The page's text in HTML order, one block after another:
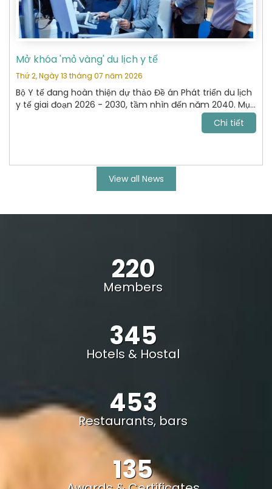
Mở khóa 'mỏ vàng' du lịch y tế
Thứ 2, Ngày 13 tháng 07 năm 2026
Bộ Y tế đang hoàn thiện dự thảo Đề án Phát triển du lịch
y tế giai đoạn 2026 - 2030, tầm nhìn đến năm 2040. Mục
tiêu tới năm 2030, VN trở thành điểm đến chăm sóc sức
khỏe uy tín, cạnh tranh trong khu vực Đông Nam Á và
Chi tiết
View all News
220
Members
345
Hotels & Hostal
453
Restaurants, bars
135